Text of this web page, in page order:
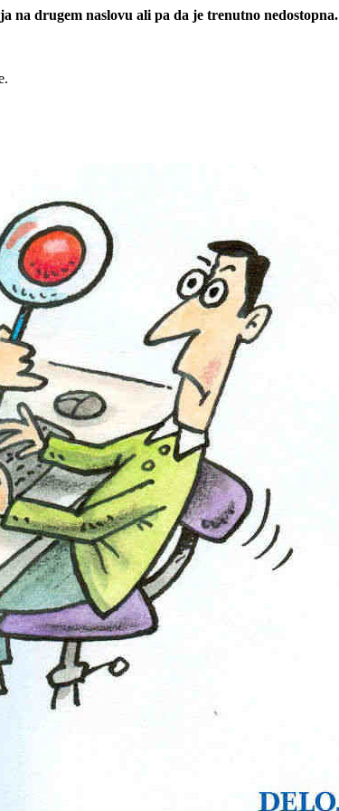
na drugem naslovu ali pa da je trenutno nedostopna.